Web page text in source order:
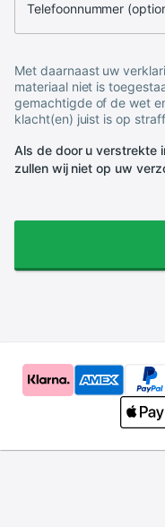
Telefoonnummer
Met daarnaast uw
materiaal niet is
gemachtigde of de wet
klacht(en) juist is op
Als de door u verstrekte
zullen wij niet op uw